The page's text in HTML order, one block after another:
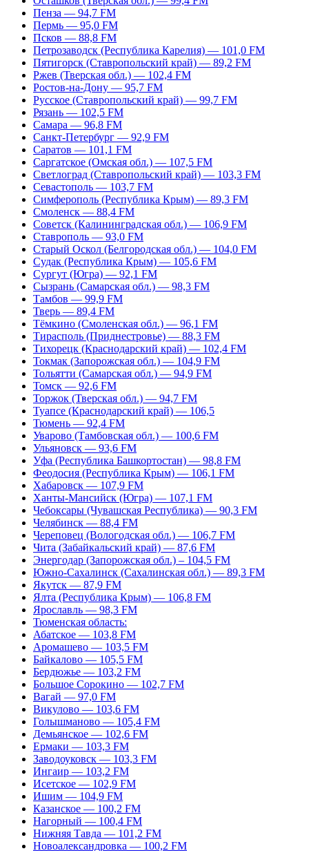
Пенза — 94,7 FM
Пермь — 95,0 FM
Псков — 88,8 FM
Петрозаводск (Республика Карелия) — 101,0 FM
Пятигорск (Ставропольский край) — 89,2 FM
Ржев (Тверская обл.) — 102,4 FM
Ростов-на-Дону — 95,7 FM
Русское (Ставропольский край) — 99,7 FM
Рязань — 102,5 FM
Самара — 96,8 FM
Санкт-Петербург — 92,9 FM
Саратов — 101,1 FM
Саргатское (Омская обл.) — 107,5 FM
Светлоград (Ставропольский край) — 103,3 FM
Севастополь — 103,7 FM
Симферополь (Республика Крым) — 89,3 FM
Смоленск — 88,4 FM
Советск (Калининградская обл.) — 106,9 FM
Ставрополь — 93,0 FM
Старый Оскол (Белгородская обл.) — 104,0 FM
Судак (Республика Крым) — 105,6 FM
Сургут (Югра) — 92,1 FM
Сызрань (Самарская обл.) — 98,3 FM
Тамбов — 99,9 FM
Тверь — 89,4 FM
Тёмкино (Смоленская обл.) — 96,1 FM
Тирасполь (Приднестровье) — 88,3 FM
Тихорецк (Краснодарский край) — 102,4 FM
Токмак (Запорожская обл.) — 104,9 FM
Тольятти (Самарская обл.) — 94,9 FM
Томск — 92,6 FM
Торжок (Тверская обл.) — 94,7 FM
Туапсе (Краснодарский край) — 106,5
Тюмень — 92,4 FM
Уварово (Тамбовская обл.) — 100,6 FM
Ульяновск — 93,6 FM
Уфа (Республика Башкортостан) — 98,8 FM
Феодосия (Республика Крым) — 106,1 FM
Хабаровск — 107,9 FM
Ханты-Мансийск (Югра) — 107,1 FM
Чебоксары (Чувашская Республика) — 90,3 FM
Челябинск — 88,4 FM
Череповец (Вологодская обл.) — 106,7 FM
Чита (Забайкальский край) — 87,6 FM
Энергодар (Запорожская обл.) – 104,5 FM
Южно-Сахалинск (Сахалинская обл.) — 89,3 FM
Якутск — 87,9 FM
Ялта (Республика Крым) — 106,8 FM
Ярославль — 98,3 FM
Тюменская область:
Абатское — 103,8 FM
Аромашево — 103,5 FM
Байкалово — 105,5 FM
Бердюжье — 103,2 FM
Большое Сорокино — 102,7 FM
Вагай — 97,0 FM
Викулово — 103,6 FM
Голышманово — 105,4 FM
Демьянское — 102,6 FM
Ермаки — 103,3 FM
Заводоуковск — 103,3 FM
Ингаир — 103,2 FM
Исетское — 102,9 FM
Ишим — 104,9 FM
Казанское — 100,2 FM
Нагорный — 100,4 FM
Нижняя Тавда — 101,2 FM
Новоалександровка — 100,2 FM